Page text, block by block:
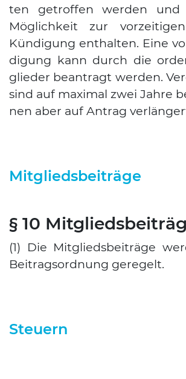
ten getrof­fen wer­den und
Mög­lich­keit zur
Kün­di­gung ent­hal­ten. Eine
di­gung kann durch die
glie­der bean­tragt wer­den.
sind auf maxi­mal zwei Jah­re
nen aber auf Antrag
Mitgliedsbeiträge
§ 10
(1) Die Mit­glieds­bei­trä­ge
Bei­trags­ord­nung gere­gelt.
Steuern